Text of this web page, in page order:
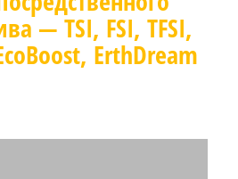
— TSI, FSI, TFSI,
ErthDream